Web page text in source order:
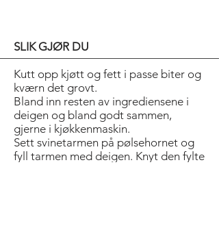
SLIK GJØR DU
Kutt opp kjøtt og fett i passe biter og
kværn det grovt.
Bland inn resten av ingrediensene i
deigen og bland godt sammen,
gjerne i kjøkkenmaskin.
Sett svinetarmen på pølsehornet og
fyll tarmen med deigen. Knyt den fylte